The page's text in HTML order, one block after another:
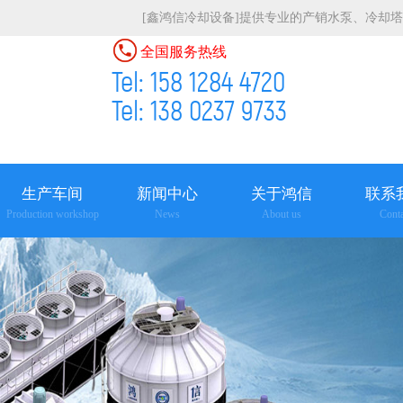
[鑫鸿信冷却设备]提供专业的产销水泵、冷却
全国服务热线
Tel: 158 1284 4720
Tel: 138 0237 9733
生产车间
Production workshop
新闻中心
News
查看更多
关于鸿信
About us
查看更多
联系